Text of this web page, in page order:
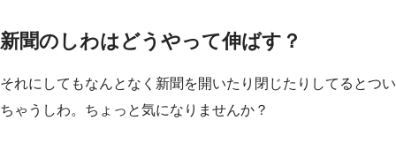
新聞のしわはどうやって伸ばす？
それにしてもなんとなく新聞を開いたり閉じたりしてるとつい
ちゃうしわ。ちょっと気になりませんか？